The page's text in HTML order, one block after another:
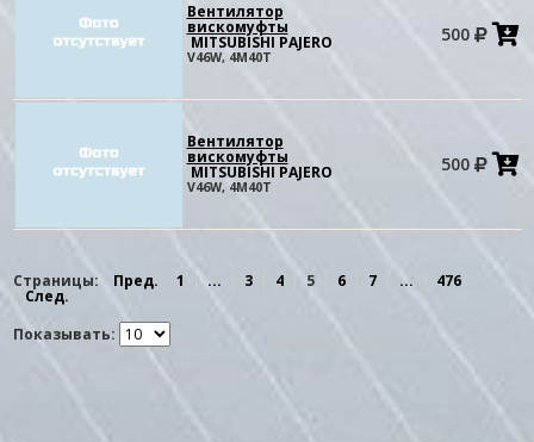
Вентилятор
вискомуфты
MITSUBISHI PAJERO
V46W, 4M40T
500
Вентилятор
вискомуфты
MITSUBISHI PAJERO
V46W, 4M40T
500
Страницы: Пред. 1 ... 3 4 5 6 7 ... 476
След.
Показывать: